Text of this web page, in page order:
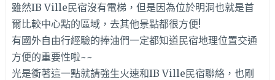
雖然IB Ville民宿沒有電梯，但是因為位於明洞也就是首
爾比較中心點的區域，去其他景點都很方便!
有國外自由行經驗的捧油們一定都知道民宿地理位置交通
方便的重要性啦~~
光是衝著這一點就請強生火速和IB Ville民宿聯絡，也剛